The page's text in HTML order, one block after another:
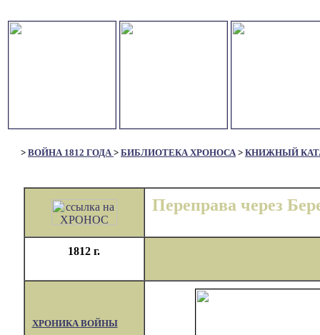
> ВОЙНА 1812 ГОДА> БИБЛИОТЕКА ХРОНОСА> КНИЖНЫЙ
Переправа через
1812 г.
ХРОНИКА ВОЙНЫ